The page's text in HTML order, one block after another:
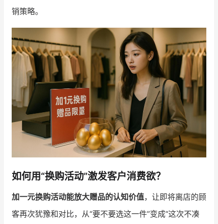
增长俱乐部
增长俱乐部 有赞商盟
商家社区 社群交流
合作共进
入驻有赞 认证代理商
认证服务商 设计服务商
销策略。
如何用“换购活动”激发客户消费欲？
加一元换购活动能放大赠品的认知价值，让即将离店的顾
客再次犹豫和对比，从“要不要选这一件”变成“这次不凑